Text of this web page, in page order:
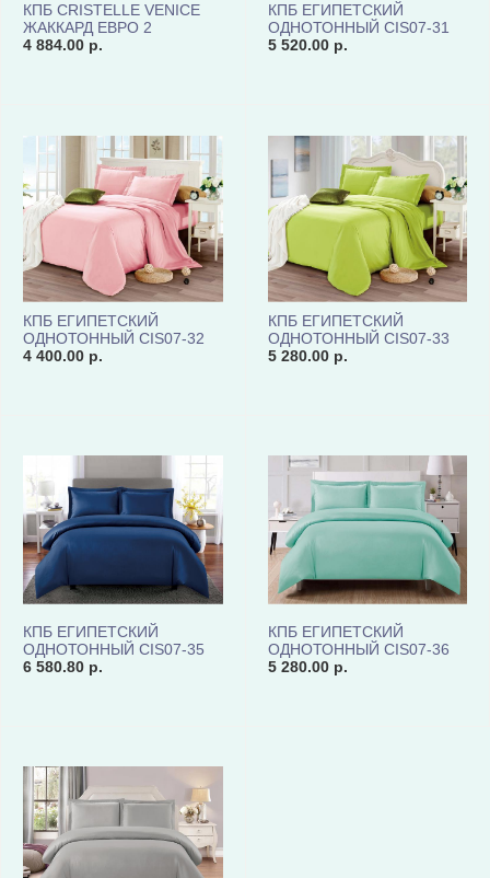
КПБ CRISTELLE VENICE
ЖАККАРД ЕВРО 2
НАВОЛОЧКИ TJ111-33
4 884.00 р.
КПБ ЕГИПЕТСКИЙ
ОДНОТОННЫЙ CIS07-31
КОД1156
5 520.00 р.
КПБ ЕГИПЕТСКИЙ
ОДНОТОННЫЙ CIS07-32
КОД1156
4 400.00 р.
КПБ ЕГИПЕТСКИЙ
ОДНОТОННЫЙ CIS07-33
КОД1156
5 280.00 р.
КПБ ЕГИПЕТСКИЙ
ОДНОТОННЫЙ CIS07-35
КОД1156
6 580.80 р.
КПБ ЕГИПЕТСКИЙ
ОДНОТОННЫЙ CIS07-36
КОД1156
5 280.00 р.